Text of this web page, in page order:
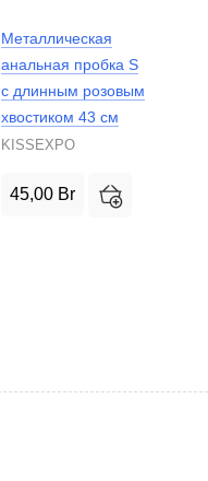
Металлическая
анальная пробка S
с длинным розовым
хвостиком 43 см
KISSEXPO
45,00 Br